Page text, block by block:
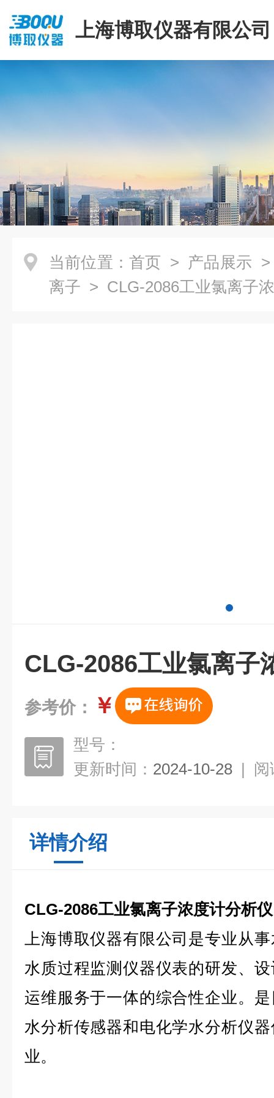
上海博取仪器有限公司
当前位置： 首页 > 产品展示
离子 > CLG-2086工业氯离子
CLG-2086工业氯离子
参考价： ￥
型号：
更新时间： 2024-10-28 | 阅
详情介绍
CLG-2086工业氯离子浓度计分析仪
上海博取仪器有限公司是专业从
水质过程监测仪器仪表的研发、
运维服务于一体的综合性企业。
水分析传感器和电化学水分析仪
业。